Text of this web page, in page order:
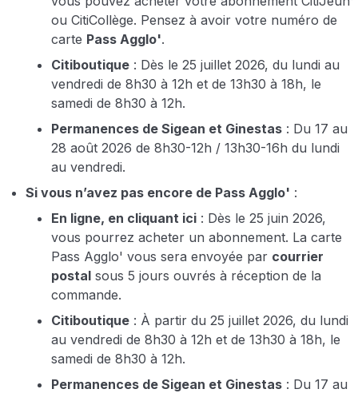
ou CitiCollège. Pensez à avoir votre numéro de
carte Pass Agglo'.
Citiboutique : Dès le 25 juillet 2026, du lundi au
vendredi de 8h30 à 12h et de 13h30 à 18h, le
samedi de 8h30 à 12h.
Permanences de Sigean et Ginestas : Du 17 au
28 août 2026 de 8h30-12h / 13h30-16h du lundi
au vendredi.
Si vous n’avez pas encore de Pass Agglo' :
En ligne, en cliquant ici : Dès le 25 juin 2026,
vous pourrez acheter un abonnement. La carte
Pass Agglo' vous sera envoyée par courrier
postal sous 5 jours ouvrés à réception de la
commande.
Citiboutique : À partir du 25 juillet 2026, du lundi
au vendredi de 8h30 à 12h et de 13h30 à 18h, le
samedi de 8h30 à 12h.
Permanences de Sigean et Ginestas : Du 17 au